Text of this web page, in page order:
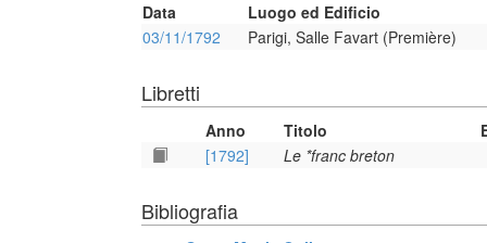
Data
Luogo ed Edificio
03/11/1792
Parigi, Salle Favart (Première)
Libretti
Anno Titolo
[1792]
Le *franc breton
Bibliografia